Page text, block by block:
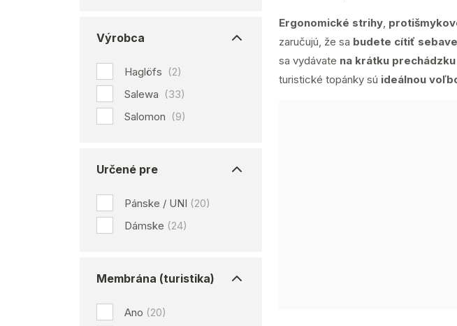
Výrobca
Haglöfs (2)
Salewa (33)
Salomon (9)
Určené pre
Pánske / UNI (20)
Dámske (24)
Membrána (turistika)
Ano (20)
Ergonomické strihy,
zaručujú, že sa budete cítiť
sa vydávate na krátku prechádzku
turistické topánky sú ideálnou